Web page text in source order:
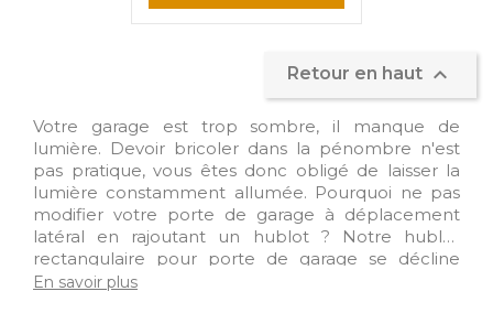
Retour en haut 
Votre garage est trop sombre, il manque de
lumière. Devoir bricoler dans la pénombre n'est
pas pratique, vous êtes donc obligé de laisser la
lumière constamment allumée. Pourquoi ne pas
modifier votre porte de garage à déplacement
latéral en rajoutant un hublot ? Notre hublot
rectangulaire pour porte de garage se décline
dans différentes couleurs, blanc, noir ou gris. Ainsi, il
En savoir plus